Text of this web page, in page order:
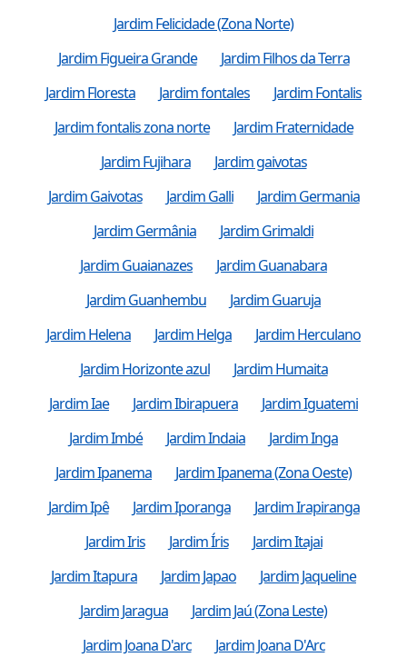
Jardim Felicidade (Zona Norte)
Jardim Figueira Grande
Jardim Filhos da Terra
Jardim Floresta
Jardim fontales
Jardim Fontalis
Jardim fontalis zona norte
Jardim Fraternidade
Jardim Fujihara
Jardim gaivotas
Jardim Gaivotas
Jardim Galli
Jardim Germania
Jardim Germânia
Jardim Grimaldi
Jardim Guaianazes
Jardim Guanabara
Jardim Guanhembu
Jardim Guaruja
Jardim Helena
Jardim Helga
Jardim Herculano
Jardim Horizonte azul
Jardim Humaita
Jardim Iae
Jardim Ibirapuera
Jardim Iguatemi
Jardim Imbé
Jardim Indaia
Jardim Inga
Jardim Ipanema
Jardim Ipanema (Zona Oeste)
Jardim Ipê
Jardim Iporanga
Jardim Irapiranga
Jardim Iris
Jardim Íris
Jardim Itajai
Jardim Itapura
Jardim Japao
Jardim Jaqueline
Jardim Jaragua
Jardim Jaú (Zona Leste)
Jardim Joana D'arc
Jardim Joana D'Arc